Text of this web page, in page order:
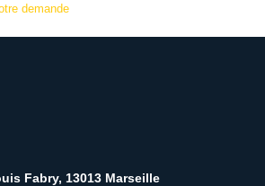
ACTUALITÉS
demande
Fabry, 13013 Marseille